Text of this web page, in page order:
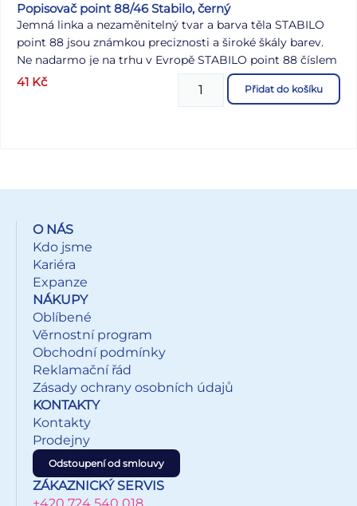
Popisovač point 88/46 Stabilo, černý
Jemná linka a nezaměnitelný tvar a barva těla STABILO
point 88 jsou známkou preciznosti a široké škály barev.
Ne nadarmo je na trhu v Evropě STABILO point 88 číslem
jedna. Jeho hrot zasazený do kovového pouzdra byl
nesčetněkrát zdrojem skvělých nápadů a důmyslných
41 Kč Přidat do košíku
O NÁS
Kdo jsme
Kariéra
Expanze
NÁKUPY
Oblíbené
Věrnostní program
Obchodní podmínky
Reklamační řád
Zásady ochrany osobních údajů
KONTAKTY
Kontakty
Prodejny
Odstoupení od smlouvy
ZÁKAZNICKÝ SERVIS